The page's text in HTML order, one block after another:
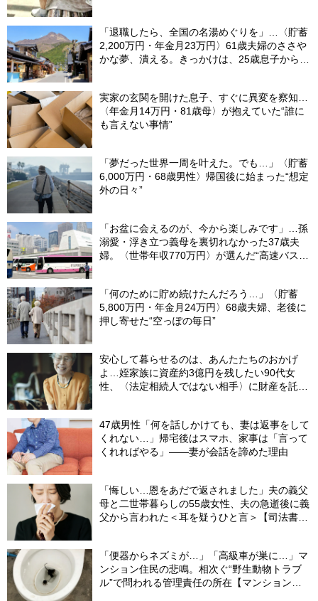
「退職したら、全国の名湯めぐりを」…〈貯蓄
2,200万円・年金月23万円〉61歳夫婦のささや
かな夢、潰える。きっかけは、25歳息子から届
実家の玄関を開けた息子、すぐに異変を察知…
〈年金月14万円・81歳母〉が抱えていた“誰に
も言えない事情”
「夢だった世界一周を叶えた。でも…」〈貯蓄
6,000万円・68歳男性〉帰国後に始まった“想定
外の日々”
「お盆に会えるのが、今から楽しみです」…孫
溺愛・浮き立つ義母を裏切れなかった37歳夫
婦。〈世帯年収770万円〉が選んだ“高速バス帰
「何のために貯め続けたんだろう…」〈貯蓄
5,800万円・年金月24万円〉68歳夫婦、老後に
押し寄せた“空っぽの毎日”
安心して暮らせるのは、あんたたちのおかげ
よ…姪家族に資産約3億円を残したい90代女
性、〈法定相続人ではない相手〉に財産を託せ
47歳男性「何を話しかけても、妻は返事をして
くれない…」帰宅後はスマホ、家事は「言って
くれればやる」――妻が会話を諦めた理由
「悔しい…恩をあだで返されました」夫の義父
母と二世帯暮らしの55歳女性、夫の急逝後に義
父から言われた＜耳を疑うひと言＞【司法書士
「便器からネズミが…」「高級車が巣に…」マ
ンション住民の悲鳴。相次ぐ“野生動物トラブ
ル”で問われる管理責任の所在【マンション管